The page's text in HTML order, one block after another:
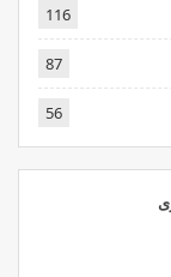
116
87
56